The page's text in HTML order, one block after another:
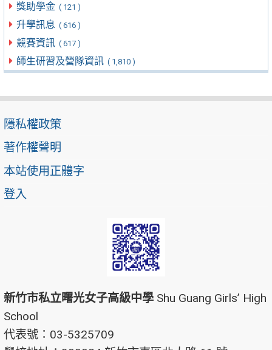
獎助學金 ( 121 )
升學訊息 ( 616 )
競賽資訊 ( 617 )
師生研習及營隊資訊 ( 1,810 )
隱私權政策
著作權聲明
本站使用正體字
登入
新竹市私立曙光女子高級中學 Shu Guang Girls’ High
School
代表號：03-5325709